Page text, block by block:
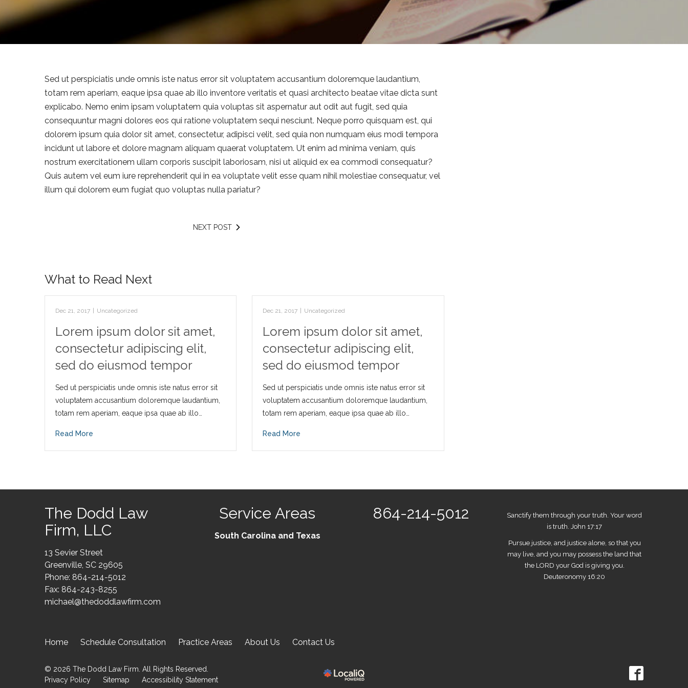
Sed ut perspiciatis unde omnis iste natus error sit voluptatem accusantium doloremque laudantium,
totam rem aperiam, eaque ipsa quae ab illo inventore veritatis et quasi architecto beatae vitae dicta sunt
explicabo. Nemo enim ipsam voluptatem quia voluptas sit aspernatur aut odit aut fugit, sed quia
consequuntur magni dolores eos qui ratione voluptatem sequi nesciunt. Neque porro quisquam est, qui
dolorem ipsum quia dolor sit amet, consectetur, adipisci velit, sed quia non numquam eius modi tempora
incidunt ut labore et dolore magnam aliquam quaerat voluptatem. Ut enim ad minima veniam, quis
nostrum exercitationem ullam corporis suscipit laboriosam, nisi ut aliquid ex ea commodi consequatur?
Quis autem vel eum iure reprehenderit qui in ea voluptate velit esse quam nihil molestiae consequatur, vel
illum qui dolorem eum fugiat quo voluptas nulla pariatur?
NEXT POST
What to Read Next
Dec 21, 2017 Uncategorized
Lorem ipsum dolor sit amet,
consectetur adipiscing elit,
sed do eiusmod tempor
Sed ut perspiciatis unde omnis iste natus error sit
voluptatem accusantium doloremque laudantium,
totam rem aperiam, eaque ipsa quae ab illo…
Read More
Dec 21, 2017 Uncategorized
Lorem ipsum dolor sit amet,
consectetur adipiscing elit,
sed do eiusmod tempor
Sed ut perspiciatis unde omnis iste natus error sit
voluptatem accusantium doloremque laudantium,
totam rem aperiam, eaque ipsa quae ab illo…
Read More
The Dodd Law
Firm, LLC
13 Sevier Street
Greenville, SC 29605
Phone: 864-214-5012
Fax: 864-243-8255
michael@thedoddlawfirm.com
Service Areas
South Carolina and Texas
864-214-5012
Sanctify them through your truth. Your word
is truth. John 17:17
Pursue justice, and justice alone, so that you
may live, and you may possess the land that
the LORD your God is giving you.
Deuteronomy 16:20
Home Schedule Consultation Practice Areas About Us Contact Us
© 2026 The Dodd Law Firm. All Rights Reserved.
Privacy Policy
Sitemap Accessibility Statement